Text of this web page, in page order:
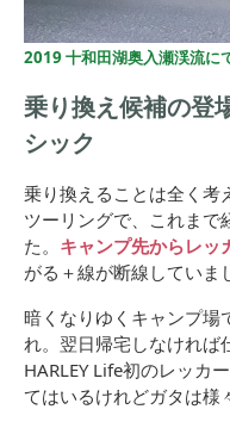
2019 十和田湖奥入瀬渓流に
乗り換え候補の登
シック
乗り換えることは全く考
ツーリングで、これまで
た。 キャンプ先からレッ
がる＋線が断線していま
暗くなりゆくキャンプ場
れ。翌日帰宅しなければ
HARLEY Life初のレッカ
てはいるけれどガタは様